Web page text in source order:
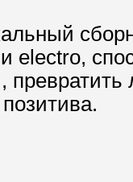
electro,